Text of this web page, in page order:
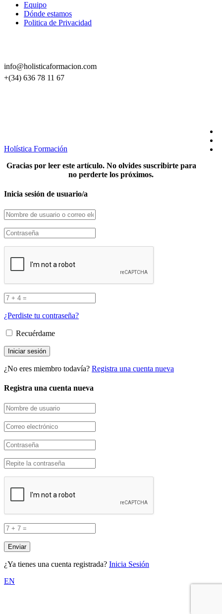
Equipo
Dónde estamos
Politica de Privacidad
info@holisticaformacion.com
+(34) 636 78 11 67
Holística Formación
Gracias por leer este artículo. No olvides suscribirte para
no perderte los próximos.
Inicia sesión de usuario/a
¿Perdiste tu contraseña?
Recuérdame
¿No eres miembro todavía? Registra una cuenta nueva
Registra una cuenta nueva
¿Ya tienes una cuenta registrada? Inicia Sesión
EN